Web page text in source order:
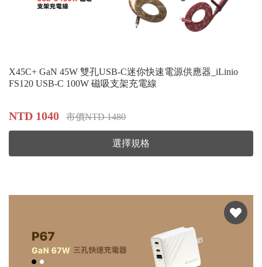
X45C+ GaN 45W 雙孔USB-C迷你快速電源供應器_iLinio
FS120 USB-C 100W 磁吸支架充電線
NTD 1040 市價NTD 1480
選擇規格